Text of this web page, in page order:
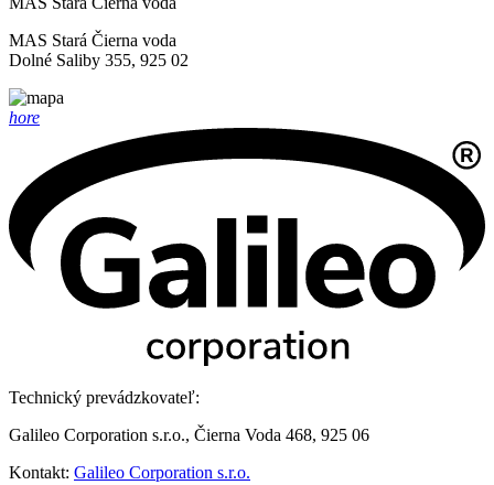
MAS Stará Čierna voda
Dolné Saliby 355, 925 02
hore
Technický prevádzkovateľ:
Galileo Corporation s.r.o., Čierna Voda 468, 925 06
Kontakt: Galileo Corporation s.r.o.